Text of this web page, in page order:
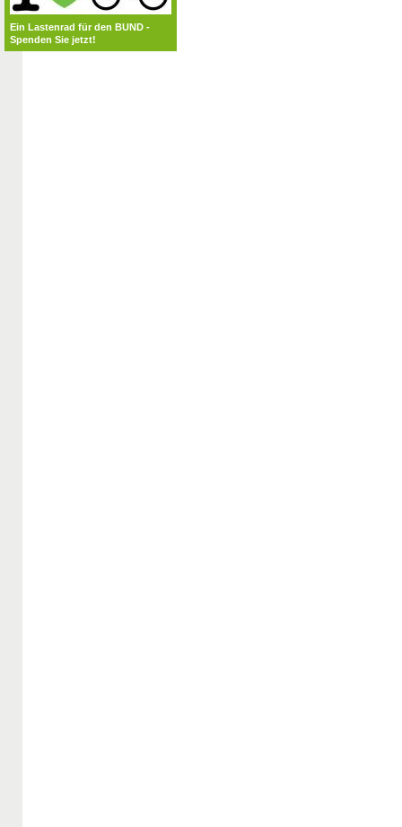
Ein Lastenrad für den BUND -
Spenden Sie jetzt!